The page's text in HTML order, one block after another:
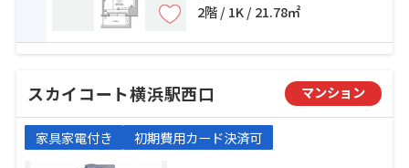
2階 / 1K / 21.78㎡
スカイコート横浜駅西口 マンション
家具家電付き 初期費用カード決済可